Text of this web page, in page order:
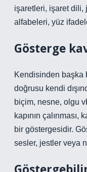
işaretleri, işaret dili,
alfabeleri, yüz
Gösterge
Kendisinden başka
doğrusu kendi
biçim, nesne, olgu
kapının çalınması,
bir göstergesidir.
sesler, jestler veya